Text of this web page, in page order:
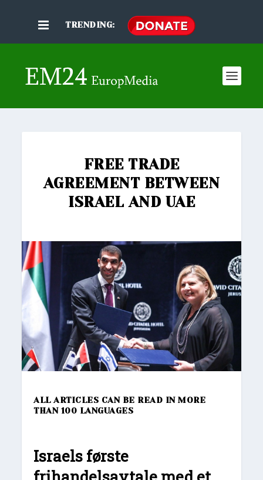
TRENDING:
FREE TRADE
AGREEMENT BETWEEN
ISRAEL AND UAE
ALL ARTICLES CAN BE READ IN MORE
THAN 100 LANGUAGES
Israels første